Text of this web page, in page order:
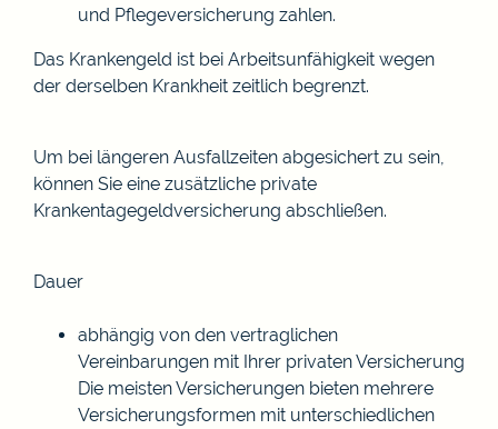
und Pflegeversicherung zahlen.
Das Krankengeld ist bei Arbeitsunfähigkeit wegen
der derselben Krankheit zeitlich begrenzt.
Um bei längeren Ausfallzeiten abgesichert zu sein,
können Sie eine zusätzliche private
Krankentagegeldversicherung abschließen.
Dauer
abhängig von den vertraglichen
Vereinbarungen mit Ihrer privaten Versicherung
Die meisten Versicherungen bieten mehrere
Versicherungsformen mit unterschiedlichen